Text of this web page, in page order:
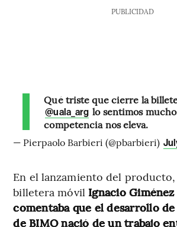
PUBLICIDAD
Qué triste que cierre la
@uala_arg lo sentimos
competencia nos eleva.
— Pierpaolo Barbieri (@pbarbieri)
En el lanzamiento del producto,
billetera móvil Ignacio
comentaba que el desarrollo
de BIMO nació de un trabajo